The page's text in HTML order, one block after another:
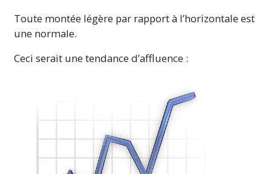
Toute montée légère par rapport à l’horizontale est
une normale.
Ceci serait une tendance d’affluence :